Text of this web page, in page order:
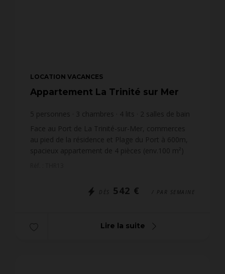
LOCATION VACANCES
Appartement La Trinité sur Mer
5 personnes 3 chambres 4 lits 2 salles de bain
Face au Port de La Trinité-sur-Mer, commerces
au pied de la résidence et Plage du Port à 600m,
spacieux appartement de 4 pièces (env.100 m²)
DÈS 542 € / PAR SEMAINE
Lire la suite